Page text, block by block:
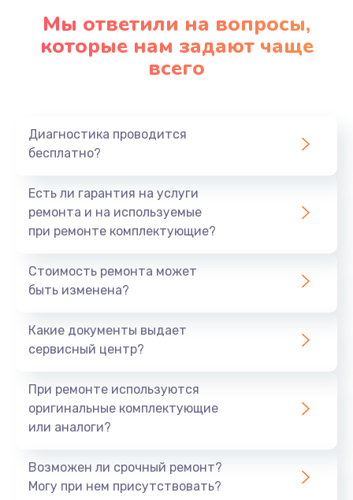
Мы ответили на вопросы,
которые нам задают чаще
всего
Диагностика проводится
бесплатно?
Есть ли гарантия на услуги
ремонта и на используемые
при ремонте комплектующие?
Стоимость ремонта может
быть изменена?
Какие документы выдает
сервисный центр?
При ремонте используются
оригинальные комплектующие
или аналоги?
Возможен ли срочный ремонт?
Могу при нем присутствовать?